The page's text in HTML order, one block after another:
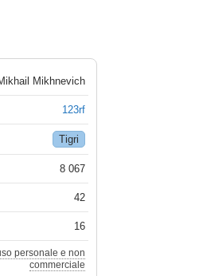
Mikhnevich
123rf
Tigri
8 067
42
16
personale e non
commerciale